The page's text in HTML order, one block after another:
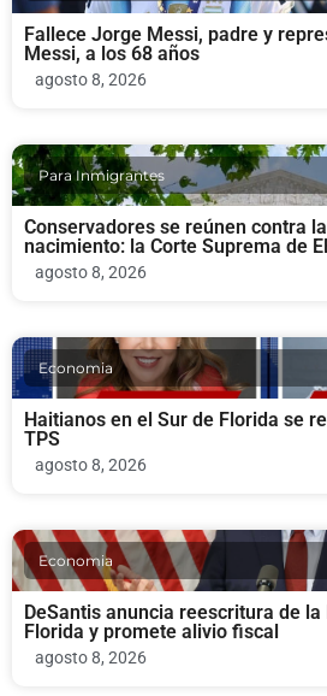
Fallece Jorge Messi, padre y
Messi, a los 68 años
agosto 8, 2026
Para Inmigrantes
Conservadores se reúnen contra
nacimiento: la Corte Suprema de
agosto 8, 2026
Economia
Haitianos en el Sur de Florida se
TPS
agosto 8, 2026
Economia
DeSantis anuncia reescritura de la
Florida y promete alivio fiscal
agosto 8, 2026